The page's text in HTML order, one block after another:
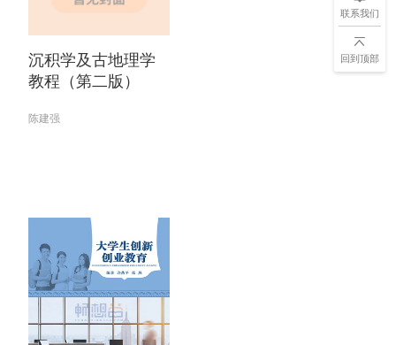
联系我们
回到顶部
沉积学及古地理学
教程（第二版）
陈建强